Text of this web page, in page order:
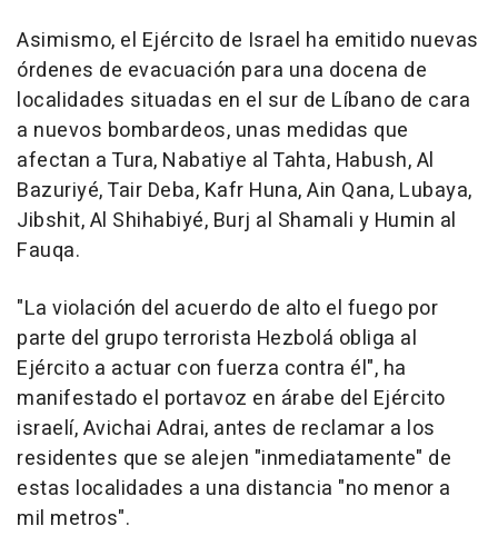
Asimismo, el Ejército de Israel ha emitido nuevas
órdenes de evacuación para una docena de
localidades situadas en el sur de Líbano de cara
a nuevos bombardeos, unas medidas que
afectan a Tura, Nabatiye al Tahta, Habush, Al
Bazuriyé, Tair Deba, Kafr Huna, Ain Qana, Lubaya,
Jibshit, Al Shihabiyé, Burj al Shamali y Humin al
Fauqa.
"La violación del acuerdo de alto el fuego por
parte del grupo terrorista Hezbolá obliga al
Ejército a actuar con fuerza contra él", ha
manifestado el portavoz en árabe del Ejército
israelí, Avichai Adrai, antes de reclamar a los
residentes que se alejen "inmediatamente" de
estas localidades a una distancia "no menor a
mil metros".